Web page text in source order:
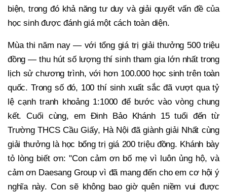
biện, trong đó khả năng tư duy và giải quyết vấn đề của
học sinh được đánh giá một cách toàn diện.
Mùa thi năm nay — với tổng giá trị giải thưởng 500 triệu
đồng — thu hút số lượng thí sinh tham gia lớn nhất trong
lịch sử chương trình, với hơn 100.000 học sinh trên toàn
quốc. Trong số đó, 100 thí sinh xuất sắc đã vượt qua tỷ
lệ cạnh tranh khoảng 1:1000 để bước vào vòng chung
kết. Cuối cùng, em Đinh Bảo Khánh 15 tuổi đến từ
Trường THCS Cầu Giấy, Hà Nội đã giành giải Nhất cùng
giải thưởng là học bổng trị giá 200 triệu đồng. Khánh bày
tỏ lòng biết ơn: "Con cảm ơn bố mẹ vì luôn ủng hộ, và
cảm ơn Daesang Group vì đã mang đến cho em cơ hội ý
nghĩa này. Con sẽ không bao giờ quên niềm vui được